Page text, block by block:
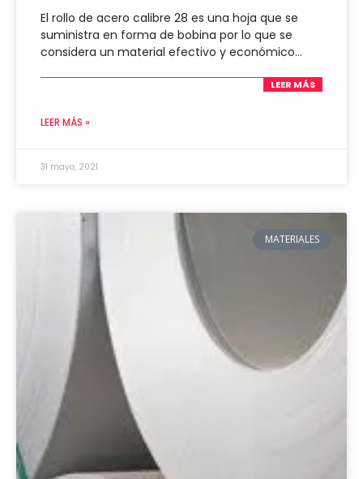
El rollo de acero calibre 28 es una hoja que se
suministra en forma de bobina por lo que se
considera un material efectivo y económico…
LEER MÁS
LEER MÁS »
31 mayo, 2021
MATERIALES